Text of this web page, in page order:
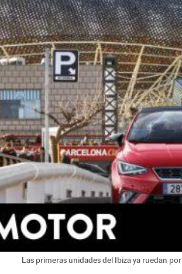
Las primeras unidades del Ibiza ya ruedan